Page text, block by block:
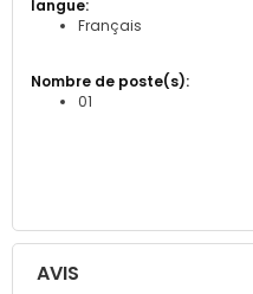
Français
01
AVIS